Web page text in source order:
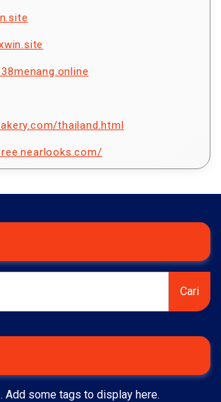
thailand.html
Add some tags to display here.